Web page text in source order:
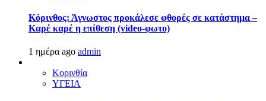
Κόρινθος: Άγνωστος προκάλεσε φθορές σε κατάστημα –
Καρέ καρέ η επίθεση (video-φωτο)
1 ημέρα ago admin
Κορινθία
ΥΓΕΙΑ